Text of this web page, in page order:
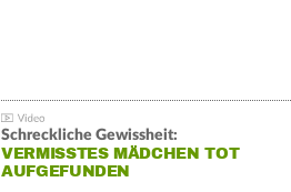
Schreckliche Gewissheit:
VERMISSTES MÄDCHEN TOT
AUFGEFUNDEN